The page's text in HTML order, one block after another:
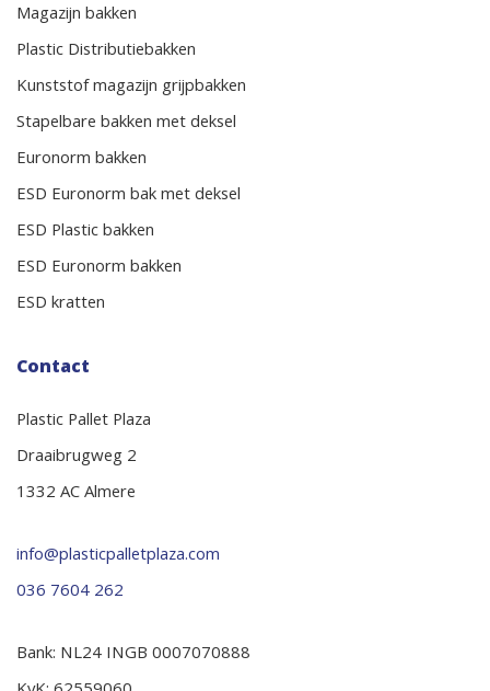
Magazijn bakken
Plastic Distributiebakken
Kunststof magazijn grijpbakken
Stapelbare bakken met deksel
Euronorm bakken
ESD Euronorm bak met deksel
ESD Plastic bakken
ESD Euronorm bakken
ESD kratten
Contact
Plastic Pallet Plaza
Draaibrugweg 2
1332 AC Almere
info@plasticpalletplaza.com
036 7604 262
Bank: NL24 INGB 0007070888